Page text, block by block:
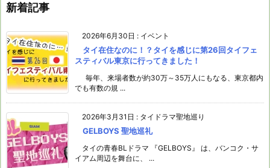
新着記事
2026年6月30日 : イベント
タイ在住なのに！？タイを感じに第26回タイフェ
スティバル東京に行ってきました！
毎年、来場者数が約30万～35万人にもなる、東京都内
でも有数の規 ...
2026年3月31日 : タイドラマ聖地巡り
GELBOYS 聖地巡礼
タイの青春BLドラマ 『GELBOYS』 は、バンコク・サ
イアム周辺を舞台に、 ...